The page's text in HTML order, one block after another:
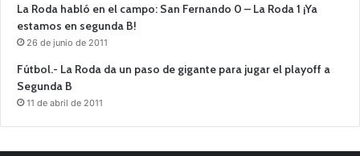
La Roda habló en el campo: San Fernando 0 – La Roda 1 ¡Ya
estamos en segunda B!
26 de junio de 2011
Fútbol.- La Roda da un paso de gigante para jugar el playoff a
Segunda B
11 de abril de 2011